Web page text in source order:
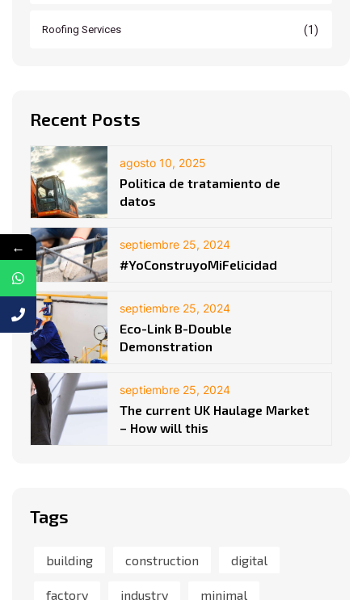
Roofing Services (1)
Recent Posts
agosto 10, 2025
Politica de tratamiento de
datos
septiembre 25, 2024
#YoConstruyoMiFelicidad
septiembre 25, 2024
Eco-Link B-Double
Demonstration
septiembre 25, 2024
The current UK Haulage Market
– How will this
Tags
building construction digital
factory industry minimal
←